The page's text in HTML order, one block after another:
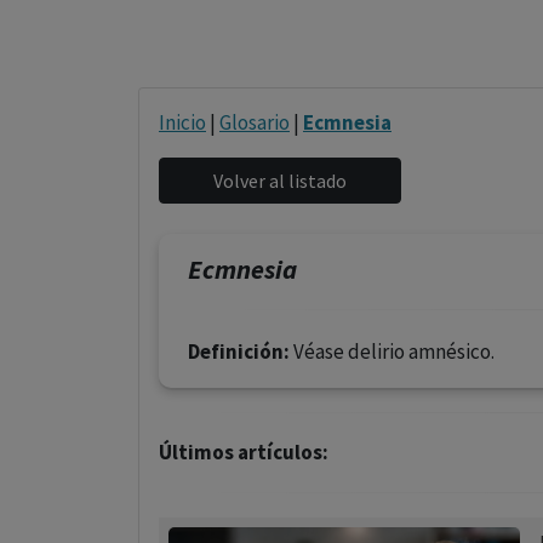
Inicio | Glosario | Ecmnesia
Ecmnesia
Definición:Véase delirio amnésico.
Últimos artículos: